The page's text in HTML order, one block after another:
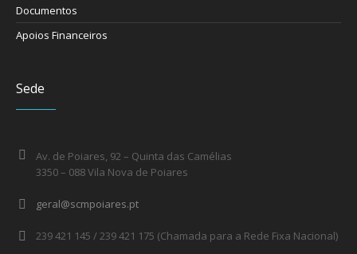
Documentos
Apoios Financeiros
Sede
Av. de Poiares, 92 – Quinta das Camélias
3350 – 088 Vila Nova de Poiares
geral@scmpoiares.pt
239 421 145 / 239 421 175 (Chamada para a Rede Fixa Nacional)